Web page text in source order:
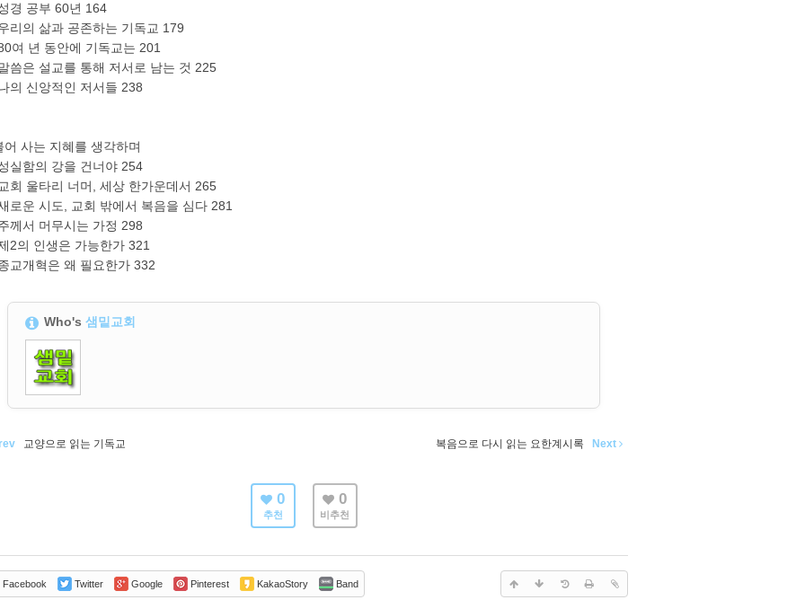
경 공부 60년 164
리의 삶과 공존하는 기독교 179
여 년 동안에 기독교는 201
씀은 설교를 통해 저서로 남는 것 225
의 신앙적인 저서들 238
어 사는 지혜를 생각하며
실함의 강을 건너야 254
회 울타리 너머, 세상 한가운데서 265
로운 시도, 교회 밖에서 복음을 심다 281
께서 머무시는 가정 298
2의 인생은 가능한가 321
교개혁은 왜 필요한가 332
Who's 샘밑교회
교양으로 읽는 기독교 복음으로 다시 읽는 요한계시록 Next
0
추천
0
비추천
Facebook Twitter Google Pinterest KakaoStory Band